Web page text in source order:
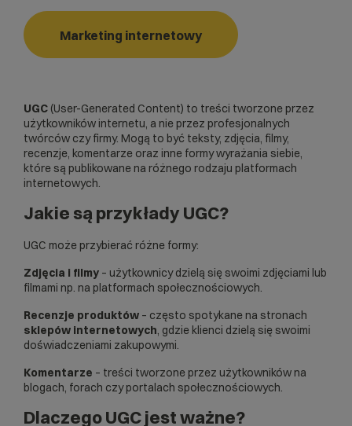
Marketing internetowy
UGC (User-Generated Content) to treści tworzone przez
użytkowników internetu, a nie przez profesjonalnych
twórców czy firmy. Mogą to być teksty, zdjęcia, filmy,
recenzje, komentarze oraz inne formy wyrażania siebie,
które są publikowane na różnego rodzaju platformach
internetowych.
Jakie są przykłady UGC?
UGC może przybierać różne formy:
Zdjęcia i filmy – użytkownicy dzielą się swoimi zdjęciami lub
filmami np. na platformach społecznościowych.
Recenzje produktów – często spotykane na stronach
sklepów internetowych, gdzie klienci dzielą się swoimi
doświadczeniami zakupowymi.
Komentarze – treści tworzone przez użytkowników na
blogach, forach czy portalach społecznościowych.
Dlaczego UGC jest ważne?